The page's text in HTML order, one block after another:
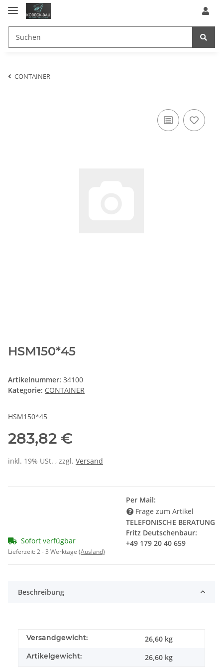
CONTAINER
HSM150*45
Artikelnummer: 34100
Kategorie: CONTAINER
HSM150*45
283,82 €
inkl. 19% USt. , zzgl. Versand
Sofort verfügbar
Lieferzeit:2 - 3 Werktage (Ausland)
Per Mail:
Frage zum Artikel
TELEFONISCHE BERATUNG
Fritz Deutschenbaur:
+49 179 20 40 659
Beschreibung
Versandgewicht: 26,60 kg
Artikelgewicht: 26,60 kg